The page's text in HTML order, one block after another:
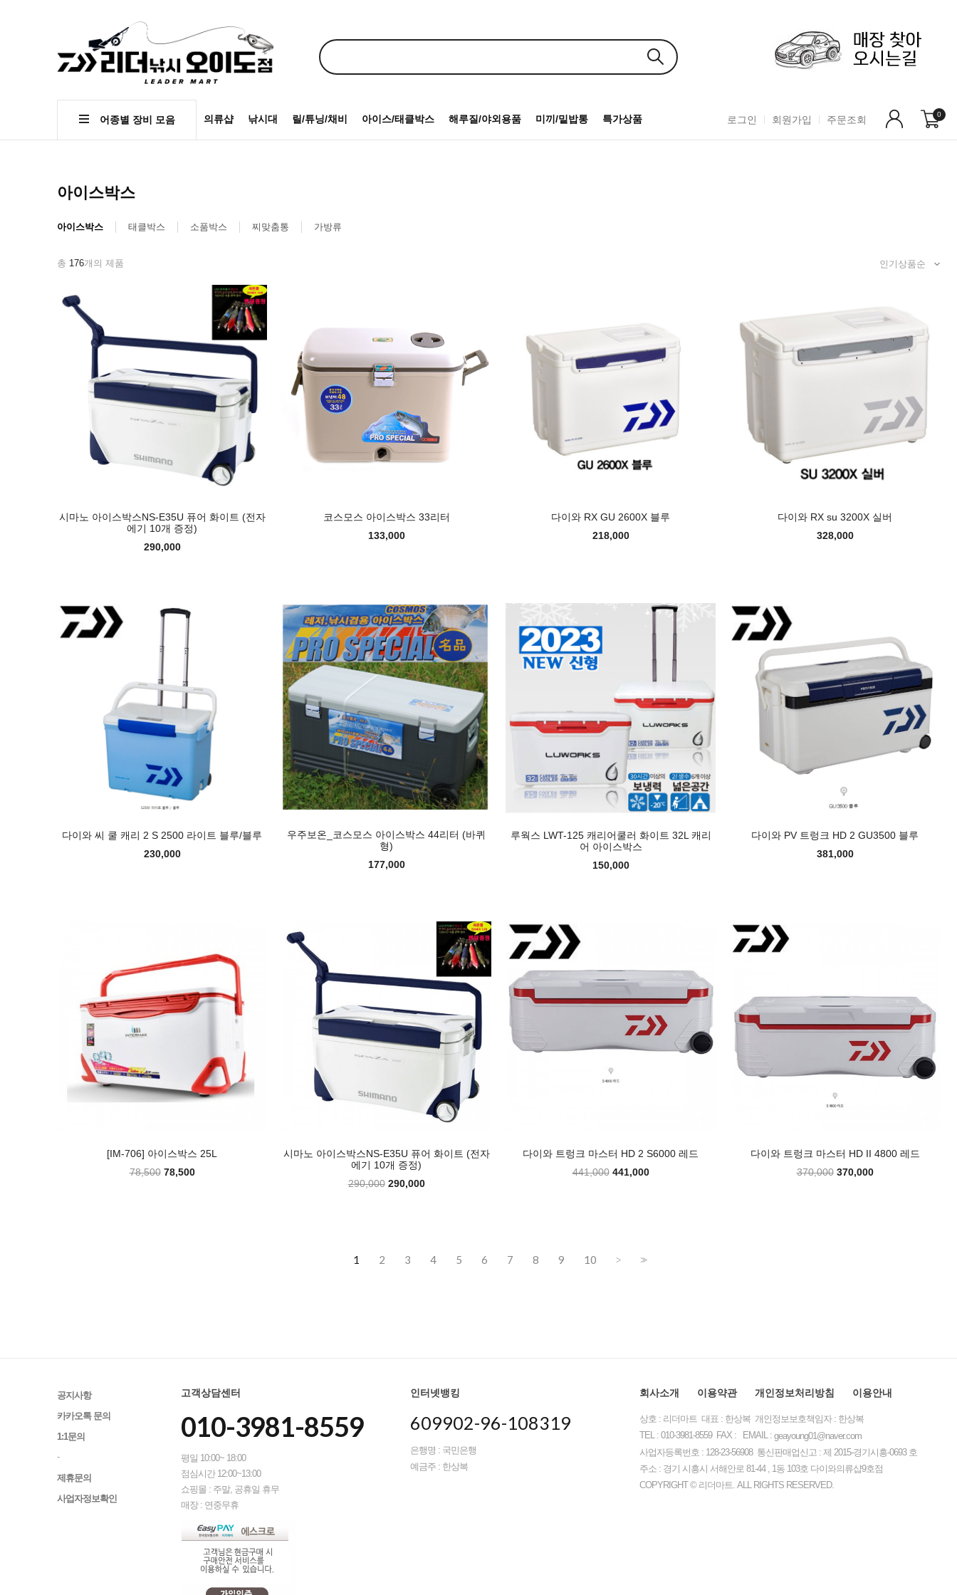
어종별 장비 모음 의류샵 낚시대 릴/튜닝/채비 아이스/태클박스 해루질/야외용품 미끼/밑밥통 특가상품 로그인 회원가입 주문조회 0
아이스박스
아이스박스 태클박스 소품박스 찌맞춤통 가방류
총 176개의 제품
시마노 아이스박스NS-E35U 퓨어 화이트 (전자
에기 10개 증정)
290,000
코스모스 아이스박스 33리터
133,000
다이와 RX GU 2600X 블루
218,000
다이와 RX su 3200X 실버
328,000
다이와 씨 쿨 캐리 2 S 2500 라이트 블루/블루
230,000
우주보온_코스모스 아이스박스 44리터 (바퀴
형)
177,000
루웍스 LWT-125 캐리어쿨러 화이트 32L 캐리
어 아이스박스
150,000
다이와 PV 트렁크 HD 2 GU3500 블루
381,000
[IM-706] 아이스박스 25L
78,500 78,500
시마노 아이스박스NS-E35U 퓨어 화이트 (전자
에기 10개 증정)
290,000 290,000
다이와 트렁크 마스터 HD 2 S6000 레드
441,000 441,000
다이와 트렁크 마스터 HD II 4800 레드
370,000 370,000
1 2 3 4 5 6 7 8 9 10 > >>
공지사항
카카오톡 문의
1:1문의
-
제휴문의
사업자정보확인
고객상담센터
010-3981-8559
평일 10:00~ 18:00
점심시간 12:00~13:00
쇼핑몰 : 주말, 공휴일 휴무
매장 : 연중무휴
인터넷뱅킹
609902-96-108319
은행명 : 국민은행
예금주 : 한상복
회사소개 이용약관 개인정보처리방침 이용안내
상호 : 리더마트 대표 : 한상복 개인정보보호책임자 : 한상복
TEL : 010-3981-8559 FAX : EMAIL :geayoung01@naver.com
사업자등록번호 : 128-23-56908 통신판매업신고 : 제 2015-경기시흥-0693 호
주소 : 경기 시흥시 서해안로 81-44 , 1동 103호 다이와의류샵9호점
COPYRIGHT © 리더마트. ALL RIGHTS RESERVED.